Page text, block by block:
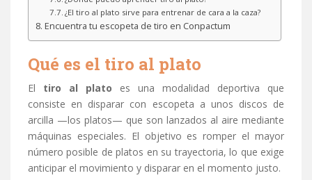
¿El tiro al plato sirve para entrenar de cara a la caza?
Encuentra tu escopeta de tiro en Conpactum
Qué es el tiro al plato
El tiro al plato es una modalidad deportiva que
consiste en disparar con escopeta a unos discos de
arcilla —los platos— que son lanzados al aire mediante
máquinas especiales. El objetivo es romper el mayor
número posible de platos en su trayectoria, lo que exige
anticipar el movimiento y disparar en el momento justo.